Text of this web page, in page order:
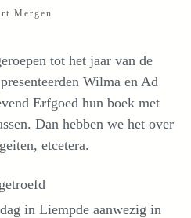
Mergen
tot het jaar van de
Wilma en Ad
Erfgoed hun boek met
Dan hebben we het over
etcetera.
in Liempde aanwezig in